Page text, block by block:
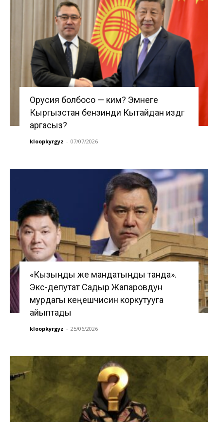
Орусия болбосо — ким? Эмнеге
Кыргызстан бензинди Кытайдан издөөгө
аргасыз?
kloopkyrgyz - 07/07/2026
«Кызыңды же мандатыңды танда».
Экс-депутат Садыр Жапаровдун
мурдагы кеңешчисин коркутууга
айыптады
kloopkyrgyz - 25/06/2026